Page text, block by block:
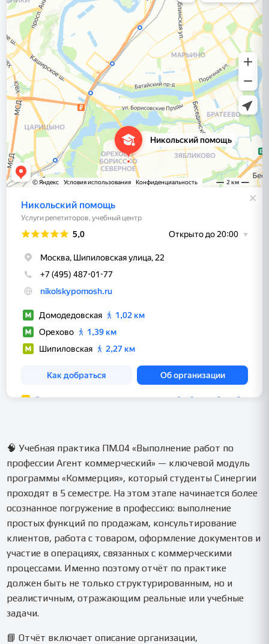
🧠 Учебная практика ПМ.04 «Выполнение работ по
профессии Агент коммерческий» — ключевой модуль
программы «Коммерция», который студенты Синергии
проходят в 5 семестре. На этом этапе начинается более
осознанное погружение в профессию: выполнение
простых функций по продажам, консультирование
клиентов, работа с товаром, оформление документов и
участие в операциях, связанных с коммерческими
процессами. Именно поэтому отчёт по практике
должен быть не только структурированным, но и
реалистичным, отражающим реальные или учебные
задачи.
📘 Отчёт включает описание организации,